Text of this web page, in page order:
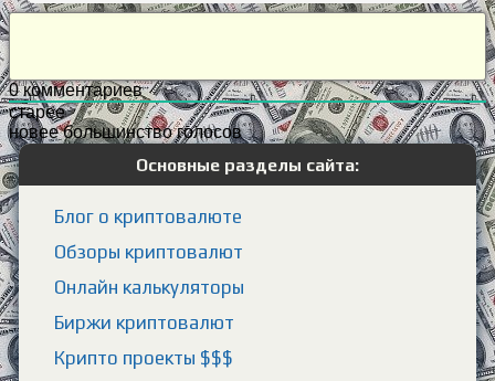
0комментариев
старее
новее большинство голосов
Основные разделы сайта:
Блог о криптовалюте
Обзоры криптовалют
Онлайн калькуляторы
Биржи криптовалют
Крипто проекты $$$